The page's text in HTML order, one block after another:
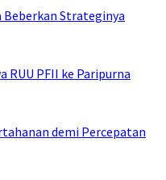
Beberkan Strateginya
RUU PFII ke Paripurna
demi Percepatan